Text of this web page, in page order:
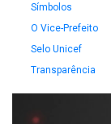
Símbolos
O Vice-Prefeito
Selo Unicef
Transparência